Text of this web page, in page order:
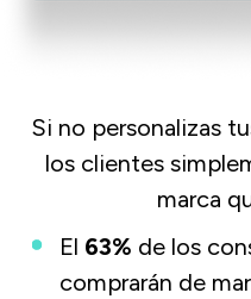
Si no personalizas
los clientes
marca
El 63% de los
comprarán de